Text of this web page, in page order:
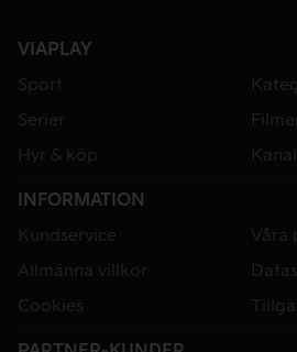
VIAPLAY
Sport
Serier
Filmer
Hyr & köp
INFORMATION
Kundservice
Våra
Allmänna villkor
Cookies